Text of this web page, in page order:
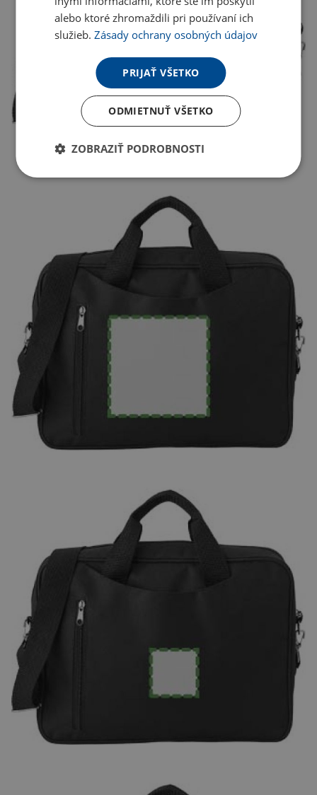
alebo ktoré zhromaždili pri používaní ich
služieb.Zásady ochrany osobných údajov
PRIJAŤ VŠETKO
ODMIETNUŤ VŠETKO
ZOBRAZIŤ PODROBNOSTI